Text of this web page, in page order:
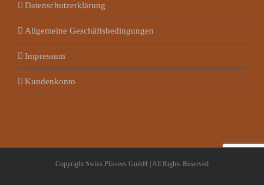
Datenschutzerklärung
Allgemeine Geschäftsbedingungen
Impressum
Kundenkonto
Copyright Swiss Plissees GmbH | All Rights Reserved